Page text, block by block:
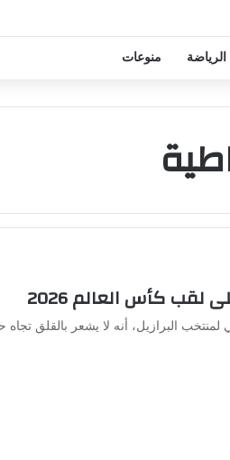
الرياضة منوعات
لقب كأس العالم 2026
لمنتخب البرازيل، أنه لا يشعر بالقلق تجاه